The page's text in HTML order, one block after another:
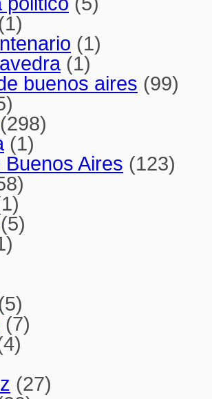
(1)
(1)
buenos aires (99)
(298)
(1)
Aires (123)
(5)
(7)
(27)